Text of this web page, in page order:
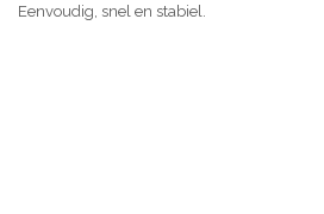
Eenvoudig, snel en stabiel.